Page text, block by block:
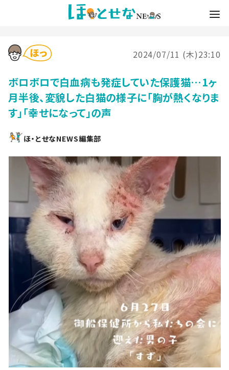
2024/07/11 (木)23:10
ボロボロで白血病も発症していた保護猫…1ヶ
月半後、変貌した白猫の様子に「胸が熱くなりま
す」「幸せになって」の声
ほ・とせなNEWS編集部